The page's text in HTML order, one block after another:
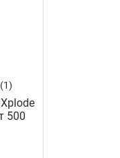
(1)
500